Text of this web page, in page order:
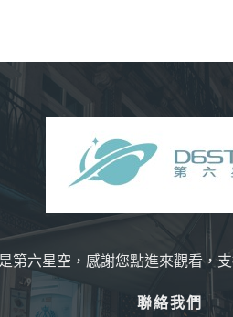
第六星空，感謝您點進來觀看，
聯絡我們